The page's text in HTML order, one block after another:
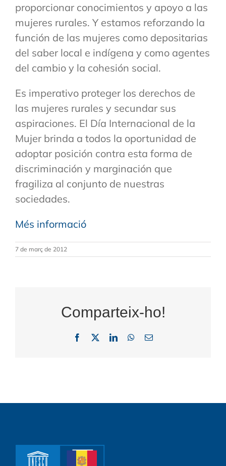
proporcionar conocimientos y apoyo a las
mujeres rurales. Y estamos reforzando la
función de las mujeres como depositarias
del saber local e indígena y como agentes
del cambio y la cohesión social.
Es imperativo proteger los derechos de
las mujeres rurales y secundar sus
aspiraciones. El Día Internacional de la
Mujer brinda a todos la oportunidad de
adoptar posición contra esta forma de
discriminación y marginación que
fragiliza al conjunto de nuestras
sociedades.
Més informació
7 de març de 2012
Comparteix-ho!
Facebook LinkedInWhatsApp
Email: